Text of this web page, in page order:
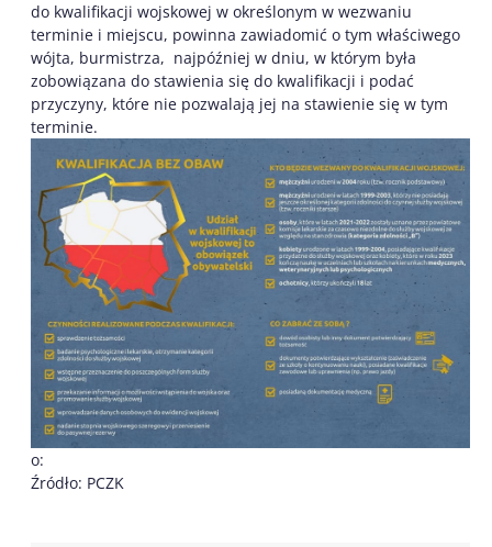
do kwalifikacji wojskowej w określonym w wezwaniu
terminie i miejscu, powinna zawiadomić o tym właściwego
wójta, burmistrza, najpóźniej w dniu, w którym była
zobowiązana do stawienia się do kwalifikacji i podać
przyczyny, które nie pozwalają jej na stawienie się w tym
terminie.
o:
Źródło: PCZK